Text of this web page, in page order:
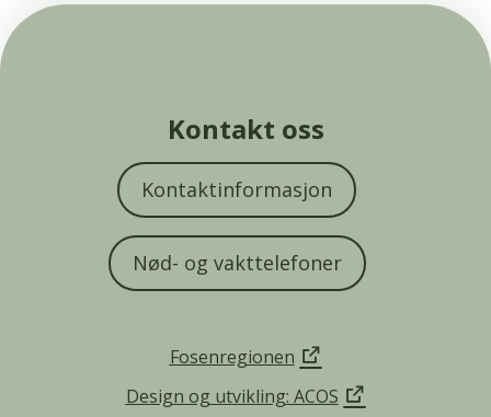
Kontakt oss
Kontaktinformasjon
Nød- og vakttelefoner
Fosenregionen
Design og utvikling: ACOS